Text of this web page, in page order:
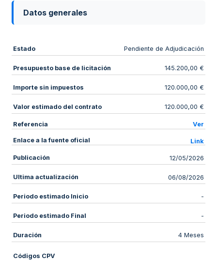
Datos generales
Estado Pendiente de Adjudicación
Presupuesto base de licitación 145.200,00 €
Importe sin impuestos 120.000,00 €
Valor estimado del contrato 120.000,00 €
Referencia Ver
Enlace a la fuente oficial Link
Publicación 12/05/2026
Ultima actualización 06/08/2026
Periodo estimado Inicio -
Periodo estimado Final -
Duración 4 Meses
Códigos CPV